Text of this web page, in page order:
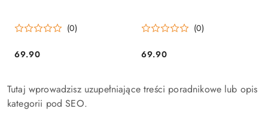
(0)
Cena:
69.90
(0)
Cena:
69.90
Tutaj wprowadzisz uzupełniające treści poradnikowe lub opis
kategorii pod SEO.